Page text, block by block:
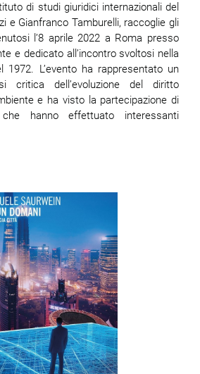
di studi giuridici internazionali del
e Gianfranco Tamburelli, raccoglie gli
l’8 aprile 2022 a Roma presso
e dedicato all’incontro svoltosi nella
1972. L’evento ha rappresentato un
critica dell’evoluzione del diritto
e ha visto la partecipazione di
hanno effettuato interessanti